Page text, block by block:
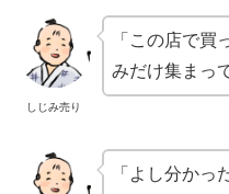
しじみ売り
「この店で買
みだけ集まっ
「よし分かっ